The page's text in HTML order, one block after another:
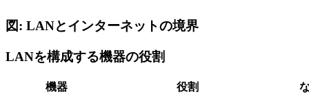
図: LANとインターネットの境界
LANを構成する機器の役割
機器 役割